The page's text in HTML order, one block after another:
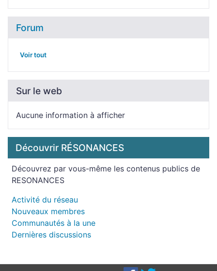
Forum
Voir tout
Sur le web
Aucune information à afficher
Découvrir RÉSONANCES
Découvrez par vous-même les contenus publics de
RESONANCES
Activité du réseau
Nouveaux membres
Communautés à la une
Dernières discussions